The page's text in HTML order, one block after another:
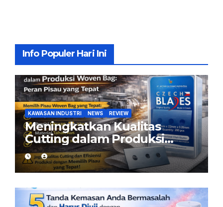
Info Populer Hari Ini
KAWASAN INDUSTRI NEWS REVIEW
Meningkatkan Kualitas
Cutting dalam Produksi
Woven Bag: Peran Pisau
yang Tepat